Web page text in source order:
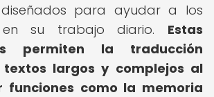
para ayudar a los
en su trabajo diario. Estas
permiten la traducción
largos y complejos al
funciones como la memoria